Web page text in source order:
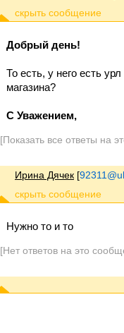
Добрый день!
То есть, у него есть
магазина?
С Уважением,
[Показать все ответы на
Ирина Дячек [
Нужно то и то
[Нет ответов на это